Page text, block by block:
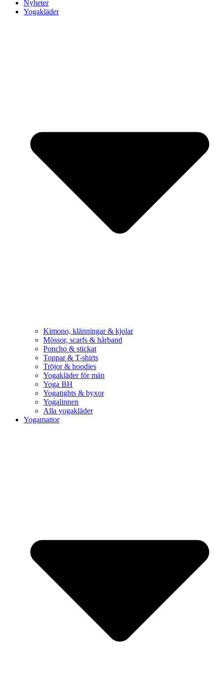
Nyheter
Yogakläder
Kimono, klänningar & kjolar
Mössor, scarfs & hårband
Poncho & stickat
Toppar & T-shirts
Tröjor & hoodies
Yogakläder för män
Yoga BH
Yogatights & byxor
Yogalinnen
Alla yogakläder
Yogamattor